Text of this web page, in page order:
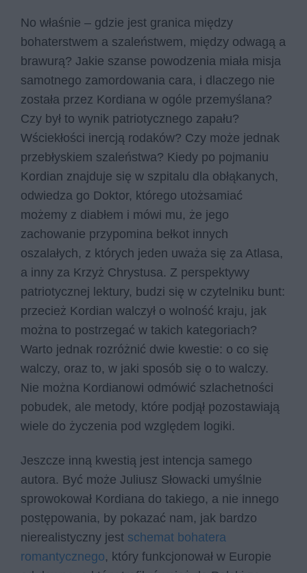
No właśnie – gdzie jest granica między
bohaterstwem a szaleństwem, między odwagą a
brawurą? Jakie szanse powodzenia miała misja
samotnego zamordowania cara, i dlaczego nie
została przez Kordiana w ogóle przemyślana?
Czy był to wynik patriotycznego zapału?
Wściekłości inercją rodaków? Czy może jednak
przebłyskiem szaleństwa? Kiedy po pojmaniu
Kordian znajduje się w szpitalu dla obłąkanych,
odwiedza go Doktor, którego utożsamiać
możemy z diabłem i mówi mu, że jego
zachowanie przypomina bełkot innych
oszalałych, z których jeden uważa się za Atlasa,
a inny za Krzyż Chrystusa. Z perspektywy
patriotycznej lektury, budzi się w czytelniku bunt:
przecież Kordian walczył o wolność kraju, jak
można to postrzegać w takich kategoriach?
Warto jednak rozróżnić dwie kwestie: o co się
walczy, oraz to, w jaki sposób się o to walczy.
Nie można Kordianowi odmówić szlachetności
pobudek, ale metody, które podjął pozostawiają
wiele do życzenia pod względem logiki.
Jeszcze inną kwestią jest intencja samego
autora. Być może Juliusz Słowacki umyślnie
sprowokował Kordiana do takiego, a nie innego
postępowania, by pokazać nam, jak bardzo
nierealistyczny jest schemat bohatera
romantycznego, który funkcjonował w Europie